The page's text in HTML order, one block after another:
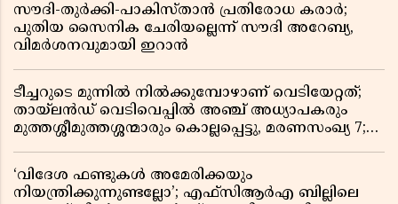
സൗദി-തുർക്കി-പാകിസ്താൻ പ്രതിരോധ കരാർ;
പുതിയ സൈനിക ചേരിയല്ലെന്ന് സൗദി അറേബ്യ,
വിമർശനവുമായി ഇറാൻ
ടീച്ചറുടെ മുന്നിൽ നിൽക്കുമ്പോഴാണ് വെടിയേറ്റത്;
തായ്‌ലൻഡ് വെടിവെപ്പിൽ അഞ്ച് അധ്യാപകരും
മുത്തശ്ശീമുത്തശ്ശന്മാരും കൊല്ലപ്പെട്ടു, മരണസംഖ്യ 7;
‘വിദേശ ഫണ്ടുകൾ അമേരിക്കയും
നിയന്ത്രിക്കുന്നുണ്ടല്ലോ’; എഫ്സിആർഎ ബില്ലിലെ